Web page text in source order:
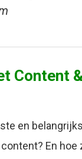
Content
en
En hoe